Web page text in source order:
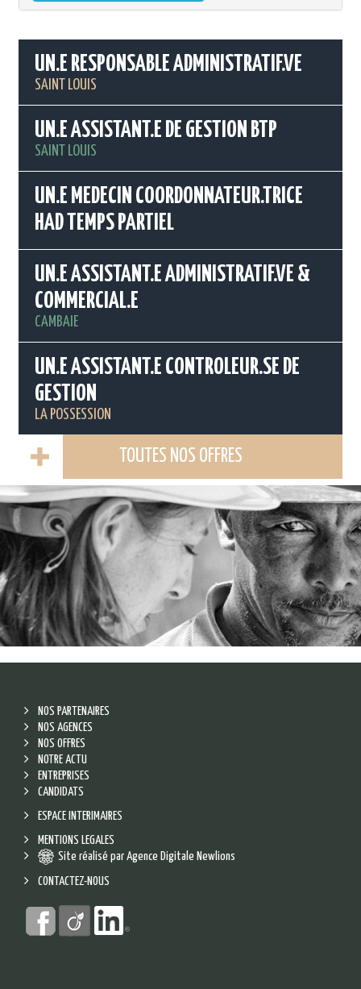
UN.E RESPONSABLE ADMINISTRATIF.VE
SAINT LOUIS
UN.E ASSISTANT.E DE GESTION BTP
SAINT LOUIS
UN.E MEDECIN COORDONNATEUR.TRICE
HAD TEMPS PARTIEL
UN.E ASSISTANT.E ADMINISTRATIF.VE &
COMMERCIAL.E
CAMBAIE
UN.E ASSISTANT.E CONTROLEUR.SE DE
GESTION
LA POSSESSION
TOUTES NOS OFFRES
NOS PARTENAIRES
NOS AGENCES
NOS OFFRES
NOTRE ACTU
ENTREPRISES
CANDIDATS
ESPACE INTERIMAIRES
MENTIONS LEGALES
Site réalisé par Agence Digitale Newlions
CONTACTEZ-NOUS